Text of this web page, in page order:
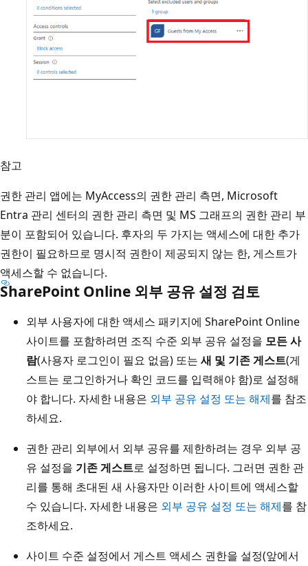
참고
권한 관리 앱에는 MyAccess의 권한 관리 측면, Microsoft
Entra 관리 센터의 권한 관리 측면 및 MS 그래프의 권한 관리 부
분이 포함되어 있습니다. 후자의 두 가지는 액세스에 대한 추가
권한이 필요하므로 명시적 권한이 제공되지 않는 한, 게스트가
액세스할 수 없습니다.
SharePoint Online 외부 공유 설정 검토
외부 사용자에 대한 액세스 패키지에 SharePoint Online
사이트를 포함하려면 조직 수준 외부 공유 설정을 모든 사
람(사용자 로그인이 필요 없음) 또는 새 및 기존 게스트(게
스트는 로그인하거나 확인 코드를 입력해야 함)로 설정해
야 합니다. 자세한 내용은 외부 공유 설정 또는 해제를 참조
하세요.
권한 관리 외부에서 외부 공유를 제한하려는 경우 외부 공
유 설정을 기존 게스트로 설정하면 됩니다. 그러면 권한 관
리를 통해 초대된 새 사용자만 이러한 사이트에 액세스할
수 있습니다. 자세한 내용은 외부 공유 설정 또는 해제를 참
조하세요.
사이트 수준 설정에서 게스트 액세스 권한을 설정(앞에서